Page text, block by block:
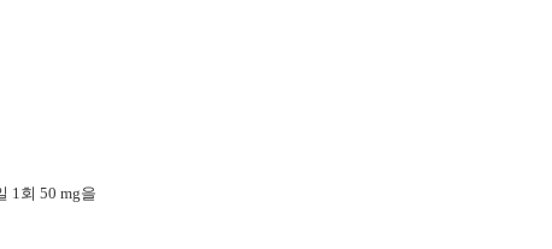
1회 50 mg을